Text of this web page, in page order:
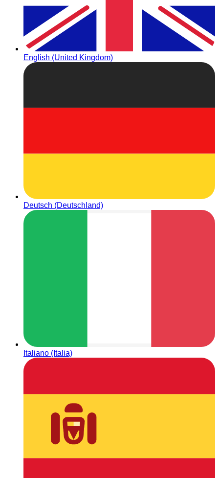
English (United Kingdom)
Deutsch (Deutschland)
Italiano (Italia)